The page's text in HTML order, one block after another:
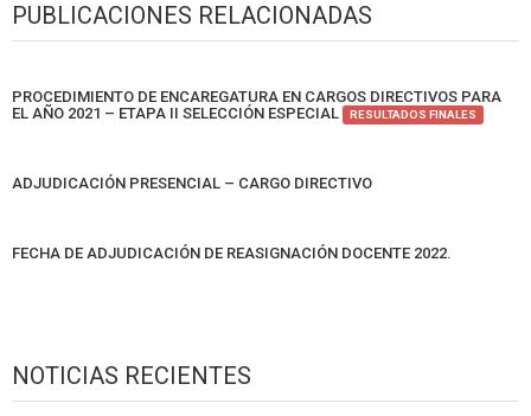
PUBLICACIONES RELACIONADAS
PROCEDIMIENTO DE ENCAREGATURA EN CARGOS DIRECTIVOS PARA
EL AÑO 2021 – ETAPA II SELECCIÓN ESPECIAL
RESULTADOS FINALES
ADJUDICACIÓN PRESENCIAL – CARGO DIRECTIVO
FECHA DE ADJUDICACIÓN DE REASIGNACIÓN DOCENTE 2022.
NOTICIAS RECIENTES